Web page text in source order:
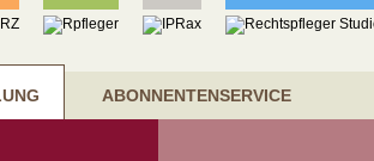
ABONNENTENSERVICE